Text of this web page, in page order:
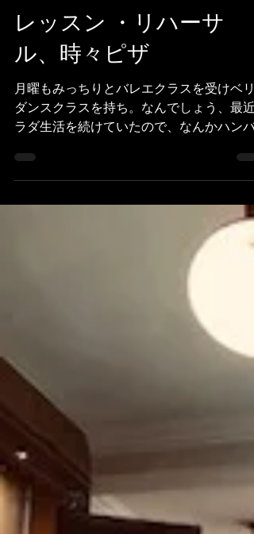
Danseuse ami
20 juin 2019
3 min de lecture
レッスン ・リハーサ
ル、時々ピザ
月曜もみっちりとバレエクラスを受けベリ
ダンスクラスを持ち。なんでしょう、最近
ガーとかピザとか焼肉食べたくなったんで
す。 体のサインには素直に従う、是即ち幸
せ也。ということで、月曜のお夕飯は隣の
ザ屋さんでピザ買ってもた。...